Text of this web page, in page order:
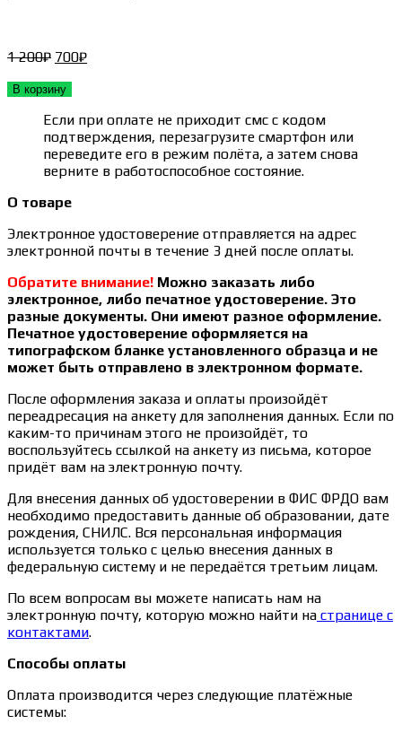
1 200₽ Первоначальная
составляла
700₽Текущая
В корзину
Если при оплате не приходит смс с кодом
подтверждения, перезагрузите смартфон или
переведите его в режим полёта, а затем снова
верните в работоспособное состояние.
О товаре
Электронное удостоверение отправляется на адрес
электронной почты в течение 3 дней после оплаты.
Обратите внимание! Можно заказать либо
электронное, либо печатное удостоверение. Это
разные документы. Они имеют разное оформление.
Печатное удостоверение оформляется на
типографском бланке установленного образца и не
может быть отправлено в электронном формате.
После оформления заказа и оплаты произойдёт
переадресация на анкету для заполнения данных. Если по
каким-то причинам этого не произойдёт, то
воспользуйтесь ссылкой на анкету из письма, которое
придёт вам на электронную почту.
Для внесения данных об удостоверении в ФИС ФРДО вам
необходимо предоставить данные об образовании, дате
рождения, СНИЛС. Вся персональная информация
используется только с целью внесения данных в
федеральную систему и не передаётся третьим лицам.
По всем вопросам вы можете написать нам на
электронную почту, которую можно найти на странице с
контактами.
Способы оплаты
Оплата производится через следующие платёжные
системы: